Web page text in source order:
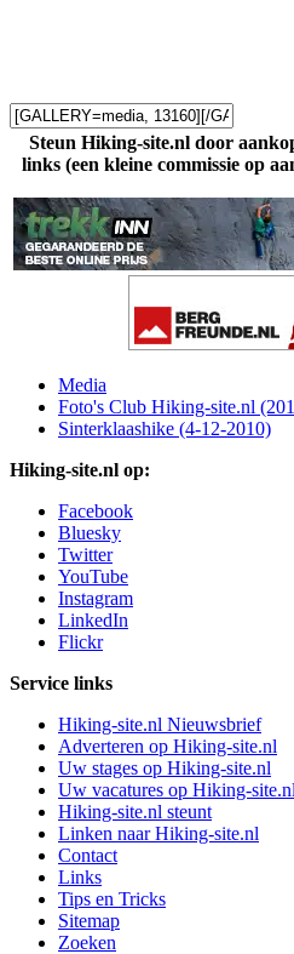
Steun Hiking-site.nl door
links (een kleine commissie op
Media
Foto's Club Hiking-site.nl
Sinterklaashike (4-12-2010)
Hiking-site.nl op:
Facebook
Bluesky
Twitter
YouTube
Instagram
LinkedIn
Flickr
Service links
Hiking-site.nl Nieuwsbrief
Adverteren op Hiking-site.nl
Uw stages op Hiking-site.nl
Uw vacatures op Hiking-site.nl
Hiking-site.nl steunt
Linken naar Hiking-site.nl
Contact
Links
Tips en Tricks
Sitemap
Zoeken